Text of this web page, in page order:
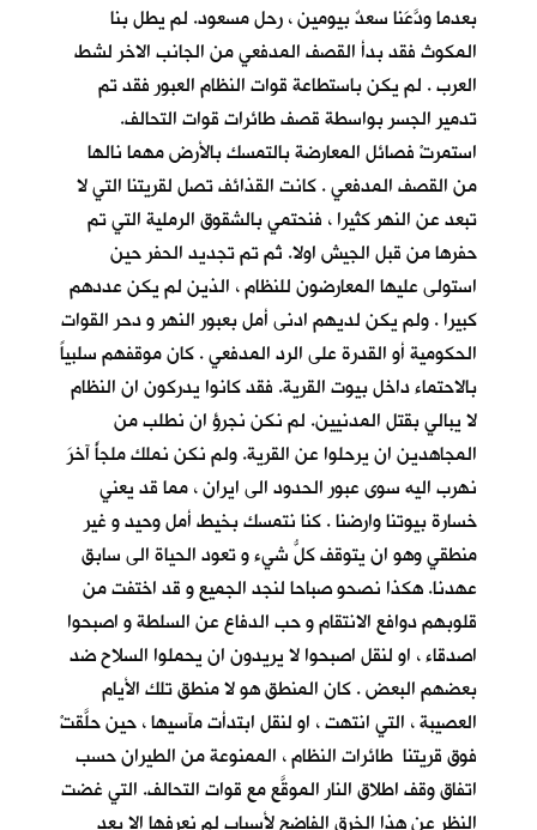
بعدما ودَّعَنا سعدٌ بيومين ، رحل مسعود. لم يطل بنا
المكوث فقد بدأ القصف المدفعي من الجانب الاخر لشط
العرب . لم يكن باستطاعة قوات النظام العبور فقد تم
تدمير الجسر بواسطة قصف طائرات قوات التحالف.
استمرتْ فصائل المعارضة بالتمسك بالأرض مهما نالها
من القصف المدفعي . كانت القذائف تصل لقريتنا التي لا
تبعد عن النهر كثيرا ، فنحتمي بالشقوق الرملية التي تم
حفرها من قبل الجيش اولا. ثم تم تجديد الحفر حين
استولى عليها المعارضون للنظام ، الذين لم يكن عددهم
كبيرا . ولم يكن لديهم ادنى أمل بعبور النهر و دحر القوات
الحكومية أو القدرة على الرد المدفعي . كان موقفهم سلبياً
بالاحتماء داخل بيوت القرية. فقد كانوا يدركون ان النظام
لا يبالي بقتل المدنيين. لم نكن نجرؤ ان نطلب من
المجاهدين ان يرحلوا عن القرية. ولم نكن نملك ملجأً آخرَ
نهرب اليه سوى عبور الحدود الى ايران ، مما قد يعني
خسارة بيوتنا وارضنا . كنا نتمسك بخيط أمل وحيد و غير
منطقي وهو ان يتوقف كلُّ شيء و تعود الحياة الى سابق
عهدنا. هكذا نصحو صباحا لنجد الجميع و قد اختفت من
قلوبهم دوافع الانتقام و حب الدفاع عن السلطة و اصبحوا
اصدقاء ، او لنقل اصبحوا لا يريدون ان يحملوا السلاح ضد
بعضهم البعض . كان المنطق هو لا منطق تلك الأيام
العصيبة ، التي انتهت ، او لنقل ابتدأت مآسيها ، حين حلَّقتْ
فوق قريتنا طائرات النظام ، الممنوعة من الطيران حسب
اتفاق وقف اطلاق النار الموقَّع مع قوات التحالف. التي غضت